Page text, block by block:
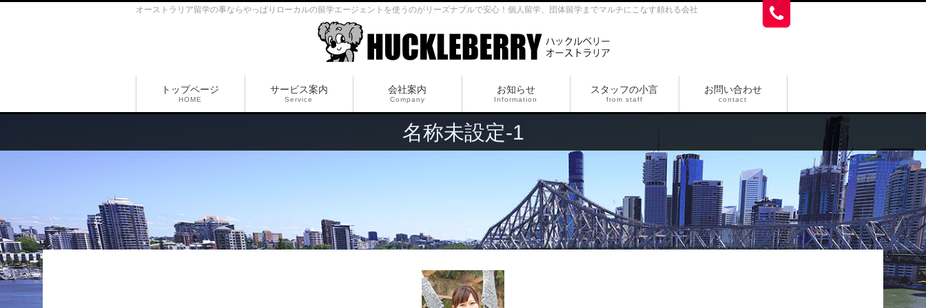
オーストラリア留学の事ならやっぱりローカルの留学エージェントを使うのがリーズナブルで安心！個人留学、団体留学までマルチにこなす頼れる会社
トップページ
HOME
サービス案内
Service
会社案内
Company
お知らせ
Information
スタッフの小言
from staff
お問い合わせ
contact
名称未設定-1